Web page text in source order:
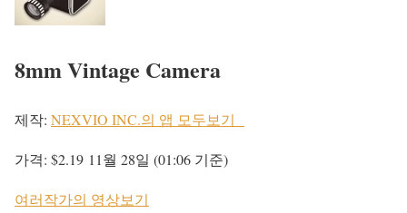
8mm Vintage Camera
제작: NEXVIO INC.의 앱 모두보기
가격: $2.19 11월 28일 (01:06 기준)
여러작가의 영상보기